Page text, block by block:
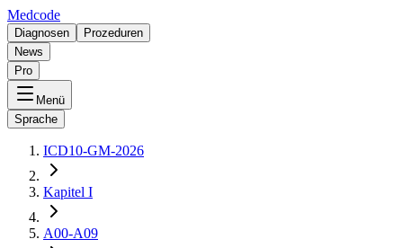
Medcode
Diagnosen
Prozeduren
News
Pro
Menü
Sprache
ICD10-GM-2026
Kapitel I
A00-A09